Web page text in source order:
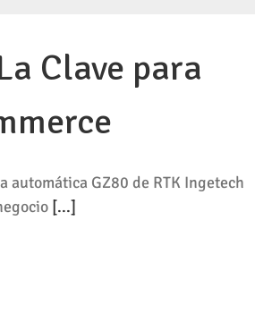
Clave para
automática GZ80 de RTK Ingetech
[...]